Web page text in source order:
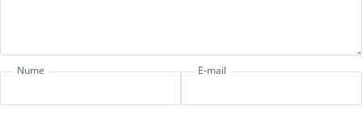
Nume E-mail